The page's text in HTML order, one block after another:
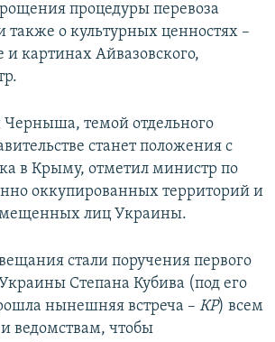
процедуры перевоза
также о культурных ценностях –
и картинах Айвазовского,
темой отдельного
станет положения с
в Крыму, отметил министр по
оккупированных территорий и
лиц Украины.
стали поручения первого
Степана Кубива (под его
нынешняя встреча – КР) всем
ведомствам, чтобы